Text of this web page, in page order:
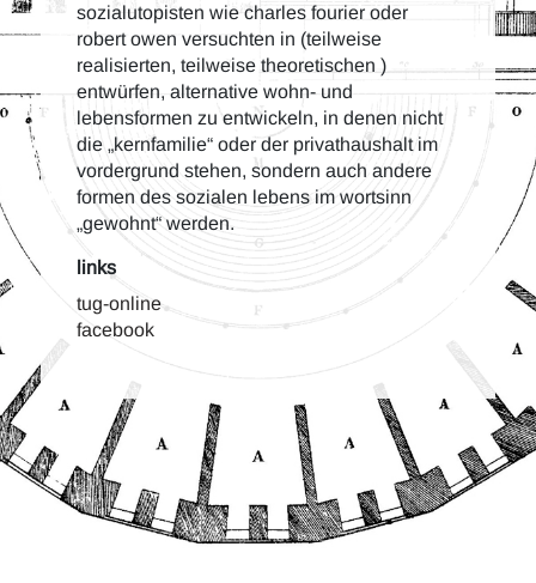
lv unterlagen/ss2020/hintergruende sos20/200228_sewl_sos20.jpg
sozialutopisten wie charles fourier oder
robert owen versuchten in (teilweise
realisierten, teilweise theoretischen )
entwürfen, alternative wohn- und
lebensformen zu entwickeln, in denen nicht
die „kernfamilie“ oder der privathaushalt im
vordergrund stehen, sondern auch andere
formen des sozialen lebens im wortsinn
„gewohnt“ werden.
links
tug-online
facebook